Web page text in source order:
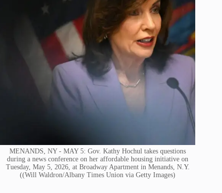
MENANDS, NY - MAY 5: Gov. Kathy Hochul takes questions
during a news conference on her affordable housing initiative on
Tuesday, May 5, 2026, at Broadway Apartment in Menands, N.Y.
((Will Waldron/Albany Times Union via Getty Images)